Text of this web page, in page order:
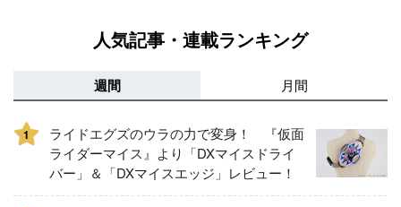
人気記事・連載ランキング
週間 月間
1
ライドエグズのウラの力で変身！ 『仮面
ライダーマイス』より「DXマイスドライ
バー」＆「DXマイスエッジ」レビュー！